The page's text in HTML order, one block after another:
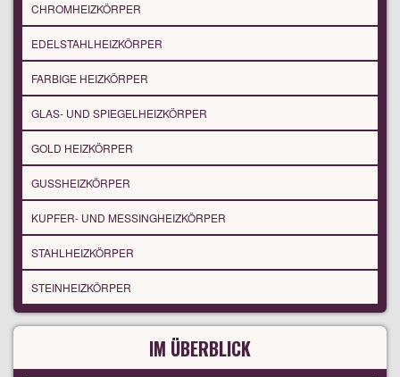
CHROMHEIZKÖRPER
EDELSTAHLHEIZKÖRPER
FARBIGE HEIZKÖRPER
GLAS- UND SPIEGELHEIZKÖRPER
GOLD HEIZKÖRPER
GUSSHEIZKÖRPER
KUPFER- UND MESSINGHEIZKÖRPER
STAHLHEIZKÖRPER
STEINHEIZKÖRPER
IM ÜBERBLICK